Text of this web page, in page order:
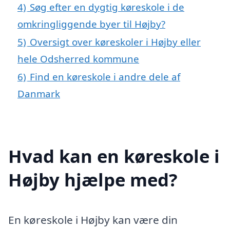
4) Søg efter en dygtig køreskole i de
omkringliggende byer til Højby?
5) Oversigt over køreskoler i Højby eller
hele Odsherred kommune
6) Find en køreskole i andre dele af
Danmark
Hvad kan en køreskole i
Højby hjælpe med?
En køreskole i Højby kan være din